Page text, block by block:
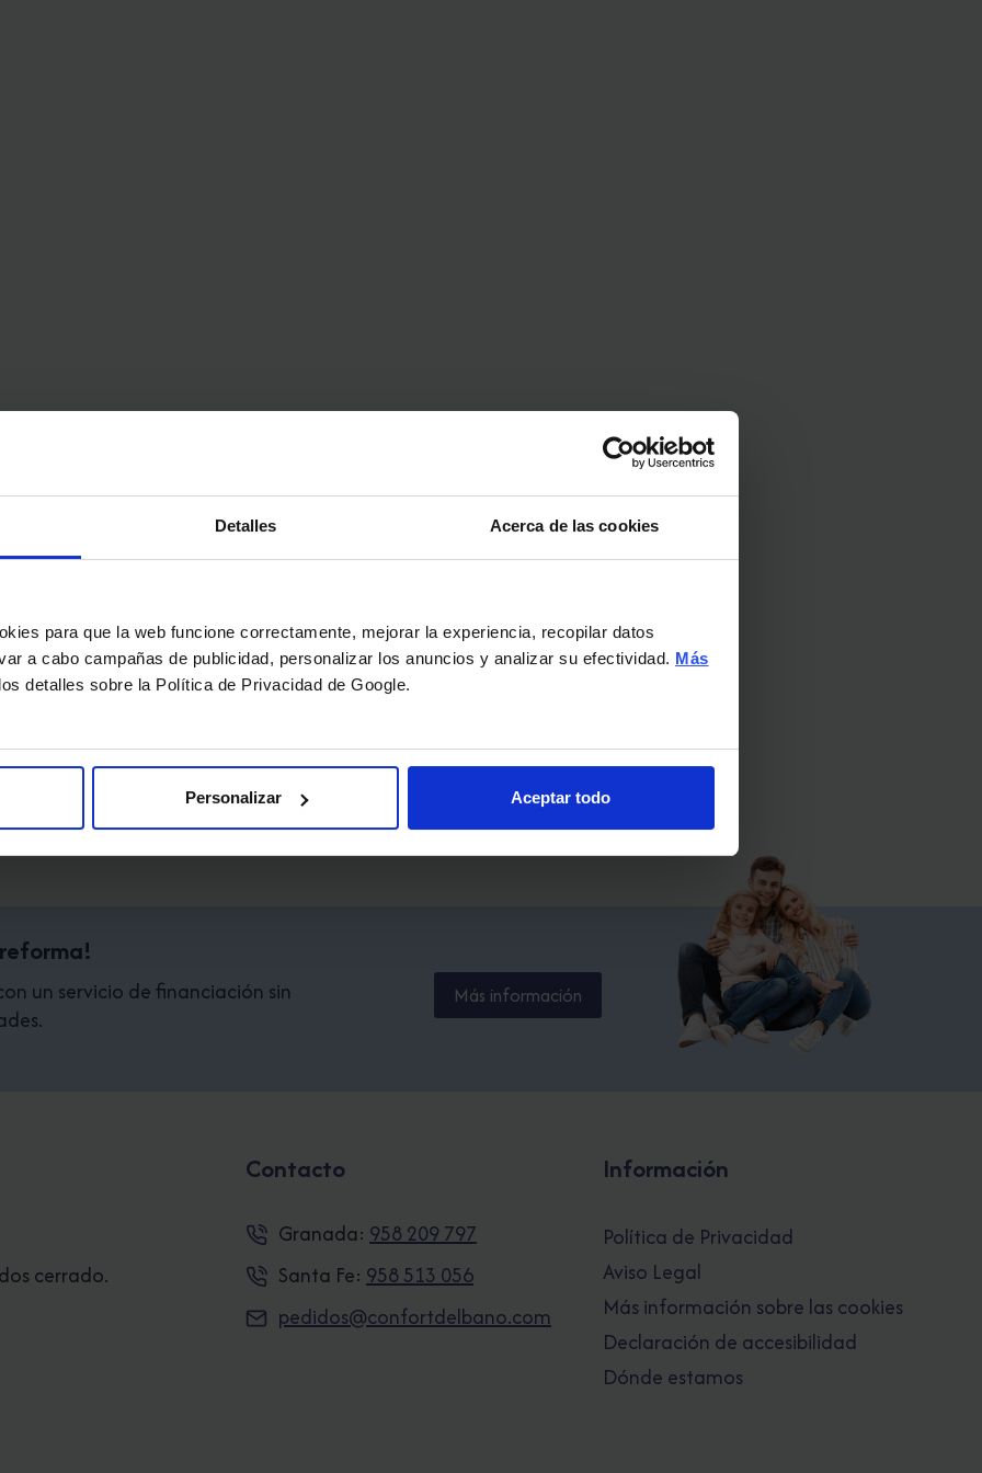
Detalles Acerca de las cookies
para que la web funcione correctamente, mejorar la experiencia, recopilar datos
a cabo campañas de publicidad, personalizar los anuncios y analizar su efectividad. Más
detalles sobre la Política de Privacidad de Google.
Personalizar Aceptar todo
un servicio de financiación sin
Más información
cerrado.
Contacto
Granada: 958 209 797
Santa Fe: 958 513 056
pedidos@confortdelbano.com
Información
Política de Privacidad
Aviso Legal
Más información sobre las cookies
Declaración de accesibilidad
Dónde estamos